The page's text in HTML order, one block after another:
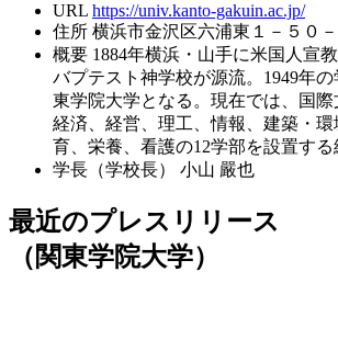
URL https://univ.kanto-gakuin.ac.jp/
住所 横浜市金沢区六浦東１－５０－
概要 1884年横浜・山手に米国人宣
バプテスト神学校が源流。1949年
東学院大学となる。現在では、国際
経済、経営、理工、情報、建築・
育、栄養、看護の12学部を設置する
学長（学校長）
小山 嚴也
最近のプレスリリース
（関東学院大学）